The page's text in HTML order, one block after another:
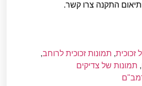
התקנה צרו קשר.
, תמונות זכוכית לרוחב,
, תמונות של צדיקים